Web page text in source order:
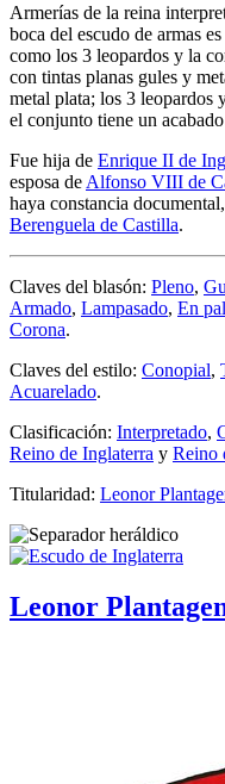
Armerías de la reina
boca del escudo de armas
como los 3 leopardos y la
con tintas planas gules y
metal plata; los 3 leopardos
el conjunto tiene un
Fue hija de Enrique II de
esposa de Alfonso VIII de
haya constancia
Berenguela de Castilla.
Claves del blasón: Pleno,
Armado, Lampasado, En
Corona.
Claves del estilo: Conopial,
Acuarelado.
Clasificación: Interpretado,
Reino de Inglaterra y Reino
Titularidad: Leonor
Leonor